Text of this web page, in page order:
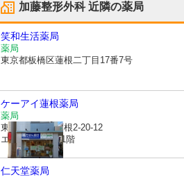
加藤整形外科近隣の薬局
笑和生活薬局
薬局
東京都板橋区蓮根二丁目17番7号
ケーアイ蓮根薬局
薬局
東京都板橋区蓮根2-20-12
エクシオールS1階
仁天堂薬局